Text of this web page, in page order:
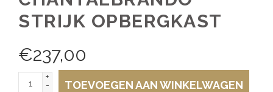
STRIJK OPBERGKAST
€237,00
+
-
TOEVOEGEN AAN WINKELWAGEN